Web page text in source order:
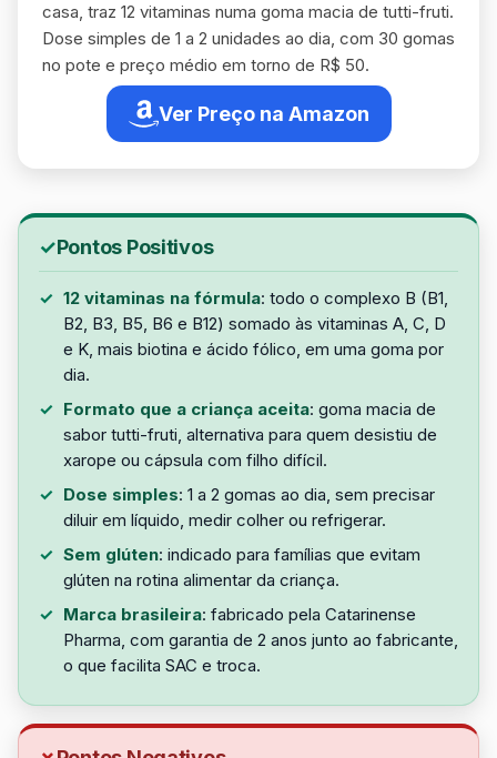
casa, traz 12 vitaminas numa goma macia de tutti-fruti.
Dose simples de 1 a 2 unidades ao dia, com 30 gomas
no pote e preço médio em torno de R$ 50.
Ver Preço na Amazon
Pontos Positivos
12 vitaminas na fórmula: todo o complexo B (B1,
B2, B3, B5, B6 e B12) somado às vitaminas A, C, D
e K, mais biotina e ácido fólico, em uma goma por
dia.
Formato que a criança aceita: goma macia de
sabor tutti-fruti, alternativa para quem desistiu de
xarope ou cápsula com filho difícil.
Dose simples: 1 a 2 gomas ao dia, sem precisar
diluir em líquido, medir colher ou refrigerar.
Sem glúten: indicado para famílias que evitam
glúten na rotina alimentar da criança.
Marca brasileira: fabricado pela Catarinense
Pharma, com garantia de 2 anos junto ao fabricante,
o que facilita SAC e troca.